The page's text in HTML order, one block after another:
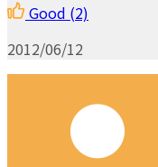
Good (2)
2012/06/12